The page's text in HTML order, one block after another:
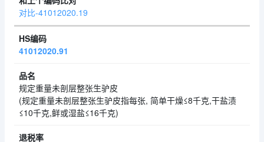
对比-41012020.19
41012020.91
规定重量未剖层整张生驴皮
(规定重量未剖层整张生驴皮指每张, 简单干燥≤8千克,干盐渍
≤10千克,鲜或湿盐≤16千克)